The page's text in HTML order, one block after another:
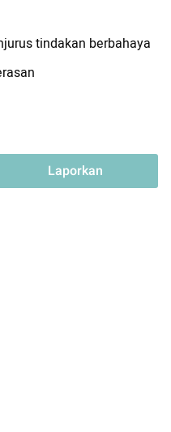
tindakan berbahaya
Laporkan